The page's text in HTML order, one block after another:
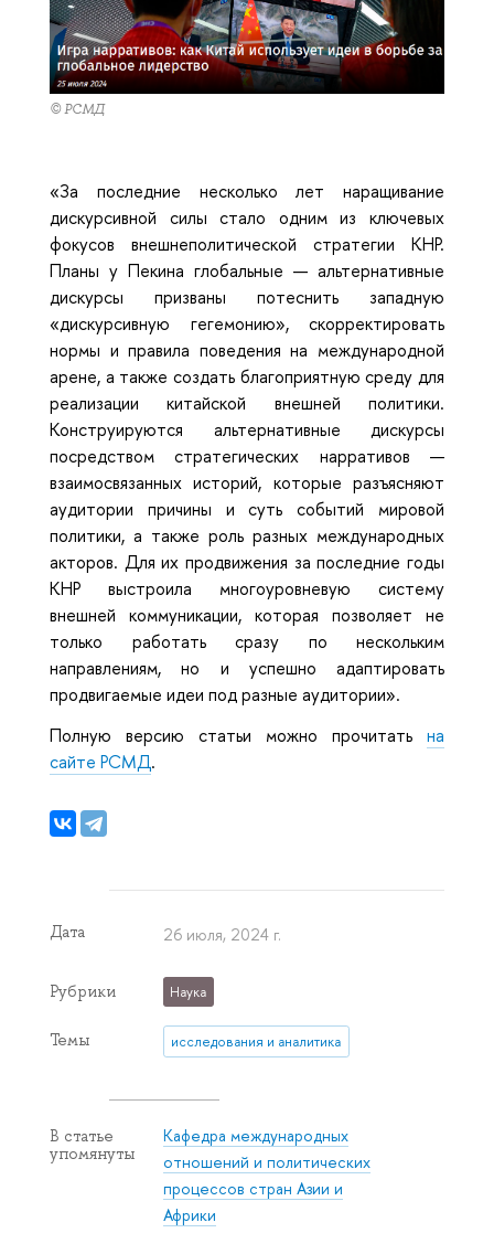
© РСМД
«За последние несколько лет наращивание
дискурсивной силы стало одним из ключевых
фокусов внешнеполитической стратегии КНР.
Планы у Пекина глобальные — альтернативные
дискурсы призваны потеснить западную
«дискурсивную гегемонию», скорректировать
нормы и правила поведения на международной
арене, а также создать благоприятную среду для
реализации китайской внешней политики.
Конструируются альтернативные дискурсы
посредством стратегических нарративов —
взаимосвязанных историй, которые разъясняют
аудитории причины и суть событий мировой
политики, а также роль разных международных
акторов. Для их продвижения за последние годы
КНР выстроила многоуровневую систему
внешней коммуникации, которая позволяет не
только работать сразу по нескольким
направлениям, но и успешно адаптировать
продвигаемые идеи под разные аудитории».
Полную версию статьи можно прочитать на
сайте РСМД.
Дата 26 июля, 2024 г.
Рубрики Наука
Темы исследования и аналитика
В статье
упомянуты
Кафедра международных
отношений и политических
процессов стран Азии и
Африки